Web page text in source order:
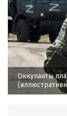
Оккупанты